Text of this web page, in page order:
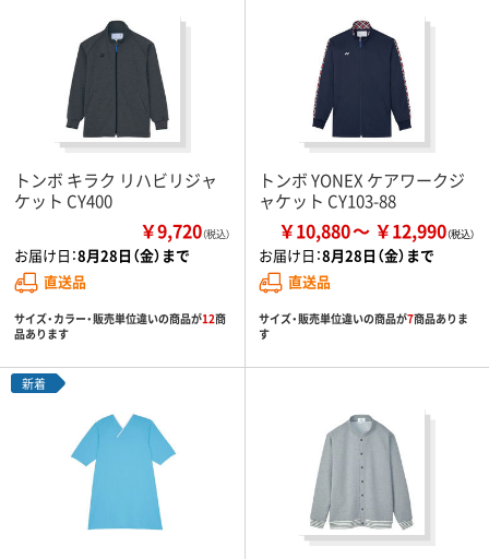
トンボ キラク リハビリジャ
ケット CY400
￥9,720（税込）
お届け日：8月28日（金）まで
直送品
サイズ・カラー・販売単位違いの商品が12商
品あります
トンボ YONEX ケアワークジ
ャケット CY103-88
￥10,880 ￥12,990
お届け日：8月28日（金）まで
直送品
サイズ・販売単位違いの商品が7商品ありま
す
新着